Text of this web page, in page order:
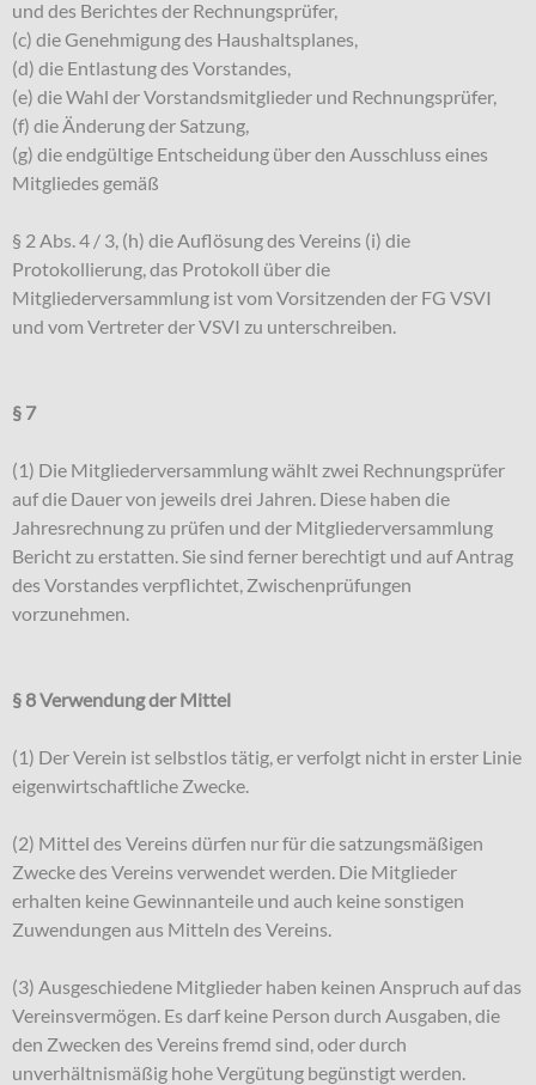
und des Berichtes der Rechnungsprüfer,
(c) die Genehmigung des Haushaltsplanes,
(d) die Entlastung des Vorstandes,
(e) die Wahl der Vorstandsmitglieder und Rechnungsprüfer,
(f) die Änderung der Satzung,
(g) die endgültige Entscheidung über den Ausschluss eines
Mitgliedes gemäß
§ 2 Abs. 4 / 3, (h) die Auflösung des Vereins (i) die
Protokollierung, das Protokoll über die
Mitgliederversammlung ist vom Vorsitzenden der FG VSVI
und vom Vertreter der VSVI zu unterschreiben.
§ 7
(1) Die Mitgliederversammlung wählt zwei Rechnungsprüfer
auf die Dauer von jeweils drei Jahren. Diese haben die
Jahresrechnung zu prüfen und der Mitgliederversammlung
Bericht zu erstatten. Sie sind ferner berechtigt und auf Antrag
des Vorstandes verpflichtet, Zwischenprüfungen
vorzunehmen.
§ 8 Verwendung der Mittel
(1) Der Verein ist selbstlos tätig, er verfolgt nicht in erster Linie
eigenwirtschaftliche Zwecke.
(2) Mittel des Vereins dürfen nur für die satzungsmäßigen
Zwecke des Vereins verwendet werden. Die Mitglieder
erhalten keine Gewinnanteile und auch keine sonstigen
Zuwendungen aus Mitteln des Vereins.
(3) Ausgeschiedene Mitglieder haben keinen Anspruch auf das
Vereinsvermögen. Es darf keine Person durch Ausgaben, die
den Zwecken des Vereins fremd sind, oder durch
unverhältnismäßig hohe Vergütung begünstigt werden.